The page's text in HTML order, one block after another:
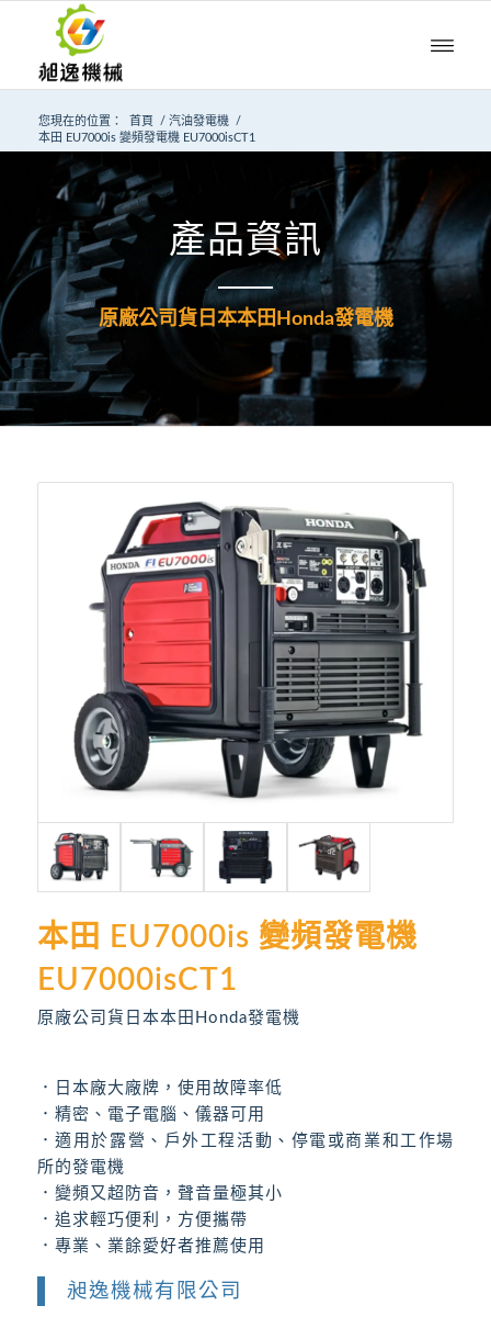
您現在的位置： 首頁 / 汽油發電機
/
本田 EU7000is 變頻發電機 EU7000isCT1
產品資訊
原廠公司貨日本本田Honda發電機
本田 EU7000is 變頻發電機
EU7000isCT1
原廠公司貨日本本田Honda發電機
．日本廠大廠牌，使用故障率低
．精密、電子電腦、儀器可用
．適用於露營、戶外工程活動、停電或商業和工作場
所的發電機
．變頻又超防音，聲音量極其小
．追求輕巧便利，方便攜帶
．專業、業餘愛好者推薦使用
昶逸機械有限公司